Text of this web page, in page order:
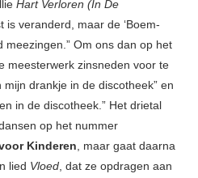
Hart Verloren (In De
is veranderd, maar de ‘Boem-
meezingen.” Om ons dan op het
meesterwerk zinsneden voor te
drankje in de discotheek” en
in de discotheek.” Het drietal
op het nummer
Kinderen, maar gaat daarna
lied Vloed, dat ze opdragen aan